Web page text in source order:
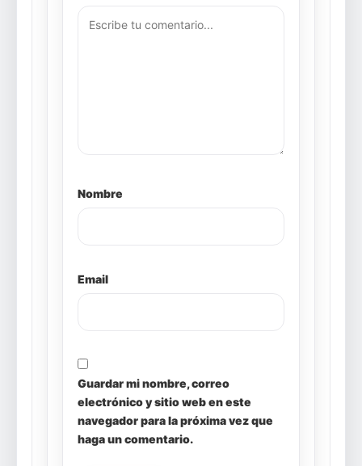
Nombre
Email
Guardar mi nombre, correo
electrónico y sitio web en este
navegador para la próxima vez que
haga un comentario.